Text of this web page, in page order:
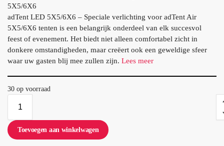
5X5/6X6
adTent LED 5X5/6X6 – Speciale verlichting voor adTent Air
5X5/6X6 tenten is een belangrijk onderdeel van elk succesvol
feest of evenement. Het biedt niet alleen comfortabel zicht in
donkere omstandigheden, maar creëert ook een geweldige sfeer
waar uw gasten blij mee zullen zijn. Lees meer
30 op voorraad
Toevoegen aan winkelwagen